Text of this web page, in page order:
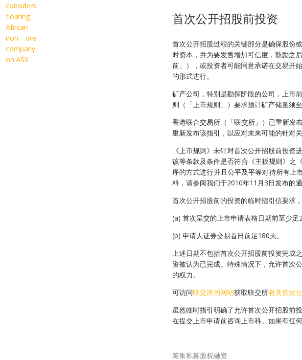
首次公开招股前投资
首次公开招股过程的关键部分是确保股份
时资本，并为要发售增加可信度，鼓励之
前」），或投资者可能同意承诺在交易开
的形式进行。
矿产公司，特别是勘探阶段的公司，上市
则（「上市规则」）要求预计矿产储量须
香港联合交易所（「联交所」）已重新发
重新发布该指引，以应对未来可能的针对
《上市规则》未针对首次公开招股前投
该等条款及条件是否符合《主板规则》之
序的方式进行并且公平及平等对待所有上
料，请参阅我们于2010年11月3日发布的
首次公开招股前的投资的临时指引信要求
(a) 首次呈交的上市申请表格日期前至少足
(b) 申请人证券交易首日前足180天。
上述日期不包括首次公开招股前投资完成
资被认为已完成。特殊情况下，允许首次
的权力。
可访问联交所的网站获取联交所有关首次
虽然临时指引明确了允许首次公开招股前
在提交上市申请前咨询上市科。如果有任
筹集私募股权融资